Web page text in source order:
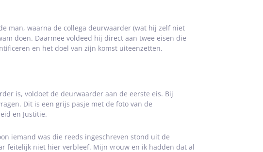
man, waarna de collega deurwaarder (wat hij zelf niet
doen. Daarmee voldeed hij direct aan twee eisen die
en het doel van zijn komst uiteenzetten.
is, voldoet de deurwaarder aan de eerste eis. Bij
Dit is een grijs pasje met de foto van de
en Justitie.
iemand was die reeds ingeschreven stond uit de
feitelijk niet hier verbleef. Mijn vrouw en ik hadden dat al